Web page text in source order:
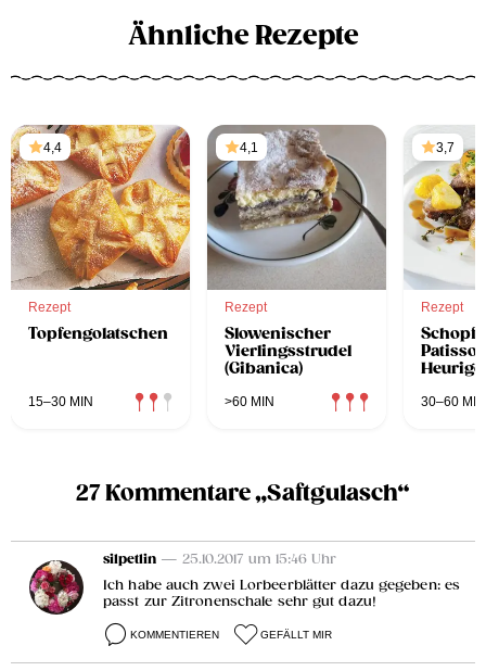
Ähnliche Rezepte
4,4
Rezept
Topfengolatschen
15–30 MIN
4,1
Rezept
Slowenischer
Vierlingsstrudel
(Gibanica)
>60 MIN
3,7
Rezept
30–60 MIN
27 Kommentare „Saftgulasch“
silpetlin — 25.10.2017 um 15:46 Uhr
Ich habe auch zwei Lorbeerblätter dazu gegeben: es
passt zur Zitronenschale sehr gut dazu!
KOMMENTIEREN GEFÄLLT MIR